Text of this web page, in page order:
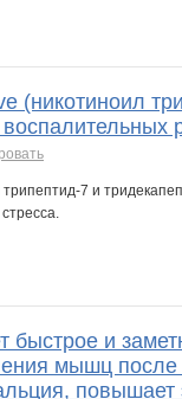
(никотиноил
быстрое и
мышц
повышает